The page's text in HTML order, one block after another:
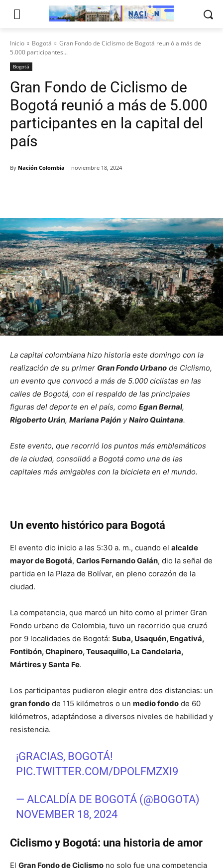
Inicio Bogotá
Gran Fondo de Ciclismo de Bogotá reunió a más de
5.000 participantes...
Bogotá
Gran Fondo de Ciclismo de
Bogotá reunió a más de 5.000
participantes en la capital del
país
By Nación Colombia noviembre 18, 2024
La capital colombiana hizo historia este domingo con la
realización de su primer Gran Fondo Urbano de Ciclismo,
un evento que convocó a más de 5.000 ciclistas en las
calles de Bogotá, con el respaldo de las principales
figuras del deporte en el país, como Egan Bernal,
Rigoberto Urán, Mariana Pajón yNairo Quintana.
Este evento, que recorrió los puntos más emblemáticos
de la ciudad, consolidó a Bogotá como una de las
capitales más amigables con la bicicleta en el mundo.
Un evento histórico para Bogotá
El evento dio inicio a las 5:30 a. m., cuando el alcalde
mayor de Bogotá, Carlos Fernando Galán, dio la señal de
partida en la Plaza de Bolívar, en pleno corazón de la
ciudad.
La competencia, que marcó un hito como el primer Gran
Fondo urbano de Colombia, tuvo un recorrido que cruzó
por 9 localidades de Bogotá: Suba, Usaquén, Engativá,
Fontibón, Chapinero, Teusaquillo, La Candelaria,
Mártires y Santa Fe.
Los participantes pudieron elegir entre dos distancias: un
gran fondo de 115 kilómetros o un medio fondo de 60
kilómetros, adaptándose a diversos niveles de habilidad y
resistencia.
¡GRACIAS, BOGOTÁ!
PIC.TWITTER.COM/DPOLFMZXI9
— ALCALDÍA DE BOGOTÁ (@BOGOTA)
NOVEMBER 18, 2024
Ciclismo y Bogotá: una historia de amor
El Gran Fondo de Ciclismo no solo fue una competencia